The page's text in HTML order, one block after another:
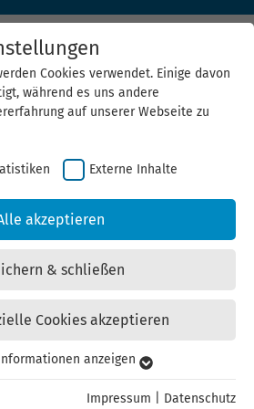
Cookies verwendet. Einige davon
während es uns andere
auf unserer Webseite zu
Externe Inhalte
akzeptieren
& schließen
Cookies akzeptieren
für grundlegende Funktionen der
anzeigen
Impressum Datenschutz